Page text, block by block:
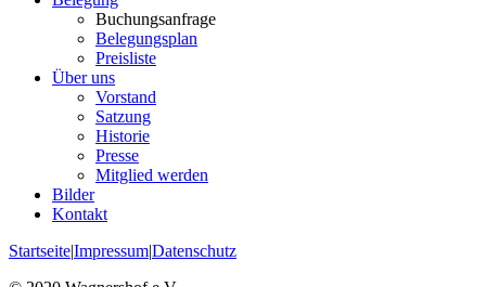
Buchungsanfrage
Belegungsplan
Preisliste
Über uns
Vorstand
Satzung
Historie
Presse
Mitglied werden
Bilder
Kontakt
Startseite|Impressum|Datenschutz